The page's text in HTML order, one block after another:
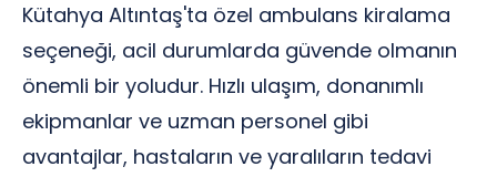
Kütahya Altıntaş'ta özel ambulans kiralama
seçeneği, acil durumlarda güvende olmanın
önemli bir yoludur. Hızlı ulaşım, donanımlı
ekipmanlar ve uzman personel gibi
avantajlar, hastaların ve yaralıların tedavi